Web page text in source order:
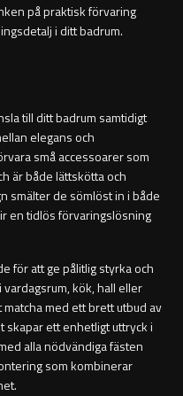
på praktisk förvaring
i ditt badrum.
till ditt badrum samtidigt
elegans och
små accessoarer som
är både lättskötta och
smälter de sömlöst in i både
en tidlös förvaringslösning
för att ge pålitlig styrka och
kök, hall eller
med ett brett utbud av
ett enhetligt uttryck i
alla nödvändiga fästen
som kombinerar